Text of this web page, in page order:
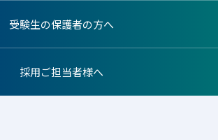
受験生の保護者の方へ
採用ご担当者様へ